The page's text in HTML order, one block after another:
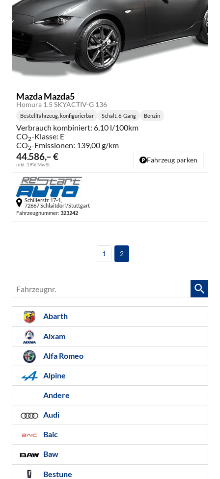
Mazda Mazda5
Homura 1.5 SKYACTIV-G 136
44.586,– €
inkl. 19% MwSt.
Bestellfahrzeug, konfigurierbar
Getriebe:
Schalt. 6-Gang
Kraftstoff:
Benzin
Verbrauch kombiniert: 6,10 l/100km
CO2-Klasse: E
CO2-Emissionen: 139,00 g/km
Fahrzeug parken
Schillerstr. 17-1,
72667 Schlaitdorf/Stuttgart
Fahrzeugnummer: 323242
1 2
Fahrzeugnr.
Abarth
Aixam
Alfa Romeo
Alpine
Andere
Audi
Baic
Baw
Bestune